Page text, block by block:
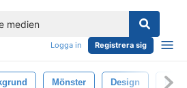
Logga in Registrera sig
Mönster Design Natur